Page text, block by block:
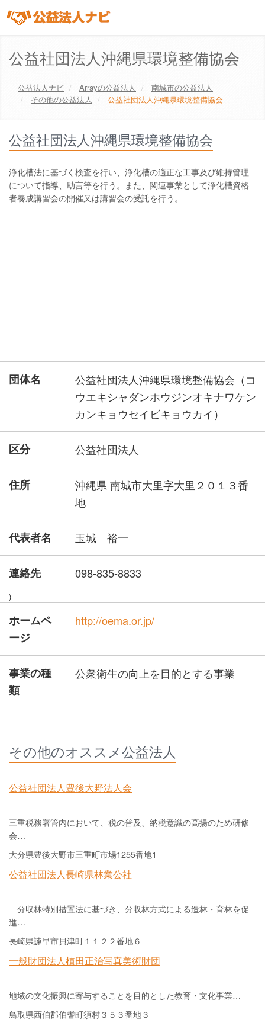
公益社団法人沖縄県環境整備協会
公益法人ナビ Arrayの公益法人 南城市の公益法人
その他の公益法人
公益社団法人沖縄県環境整備協会
公益社団法人沖縄県環境整備協会
浄化槽法に基づく検査を行い、浄化槽の適正な工事及び維持管理
について指導、助言等を行う。また、関連事業として浄化槽資格
者養成講習会の開催又は講習会の受託を行う。
団体名
公益社団法人沖縄県環境整備協会（コ
ウエキシャダンホウジンオキナワケン
カンキョウセイビキョウカイ）
区分 公益社団法人
住所
沖縄県 南城市大里字大里２０１３番
地
代表者名 玉城 裕一
連絡先 098-835-8833
)
ホームペ
ージ
http://oema.or.jp/
事業の種
類
公衆衛生の向上を目的とする事業
その他のオススメ公益法人
公益社団法人豊後大野法人会
三重税務署管内において、税の普及、納税意識の高揚のため研修
会…
大分県豊後大野市三重町市場1255番地1
公益社団法人長崎県林業公社
分収林特別措置法に基づき、分収林方式による造林・育林を促
進…
長崎県諫早市貝津町１１２２番地６
一般財団法人植田正治写真美術財団
地域の文化振興に寄与することを目的とした教育・文化事業…
鳥取県西伯郡伯耆町須村３５３番地３